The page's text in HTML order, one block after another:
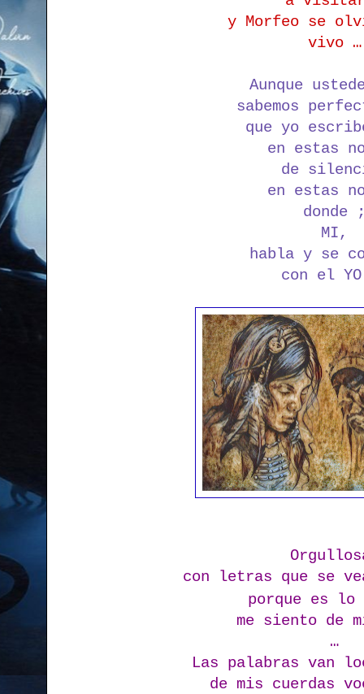
y Morfeo se
vivo …
Aunque
sabemos
que yo
en estas
de
en estas
donde
MI,
habla y se
con el
con letras que se
porque es lo
me siento de
…
Las palabras van
de mis cuerdas